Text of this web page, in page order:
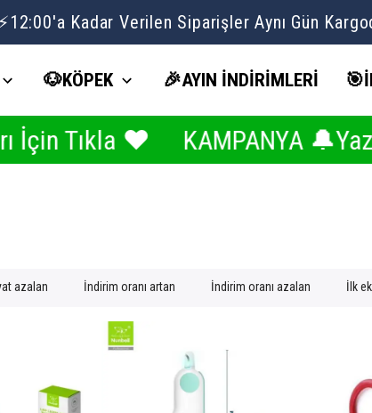
Kadar Verilen Siparişler Aynı Gün
🐶KÖPEK 🎉AYIN İNDİRİMLERİ
❤️ KAMPANYA 🔔Yaz
azalan İndirim oranı artan İndirim oranı azalan İlk